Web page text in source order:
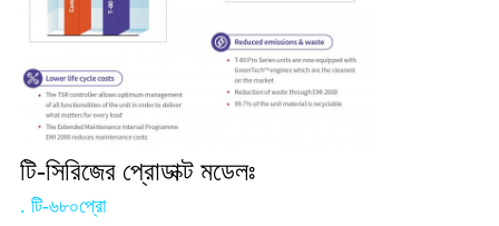
টি-সিরিজের প্রোডাক্ট মডেলঃ
. টি-৬৮০প্রো